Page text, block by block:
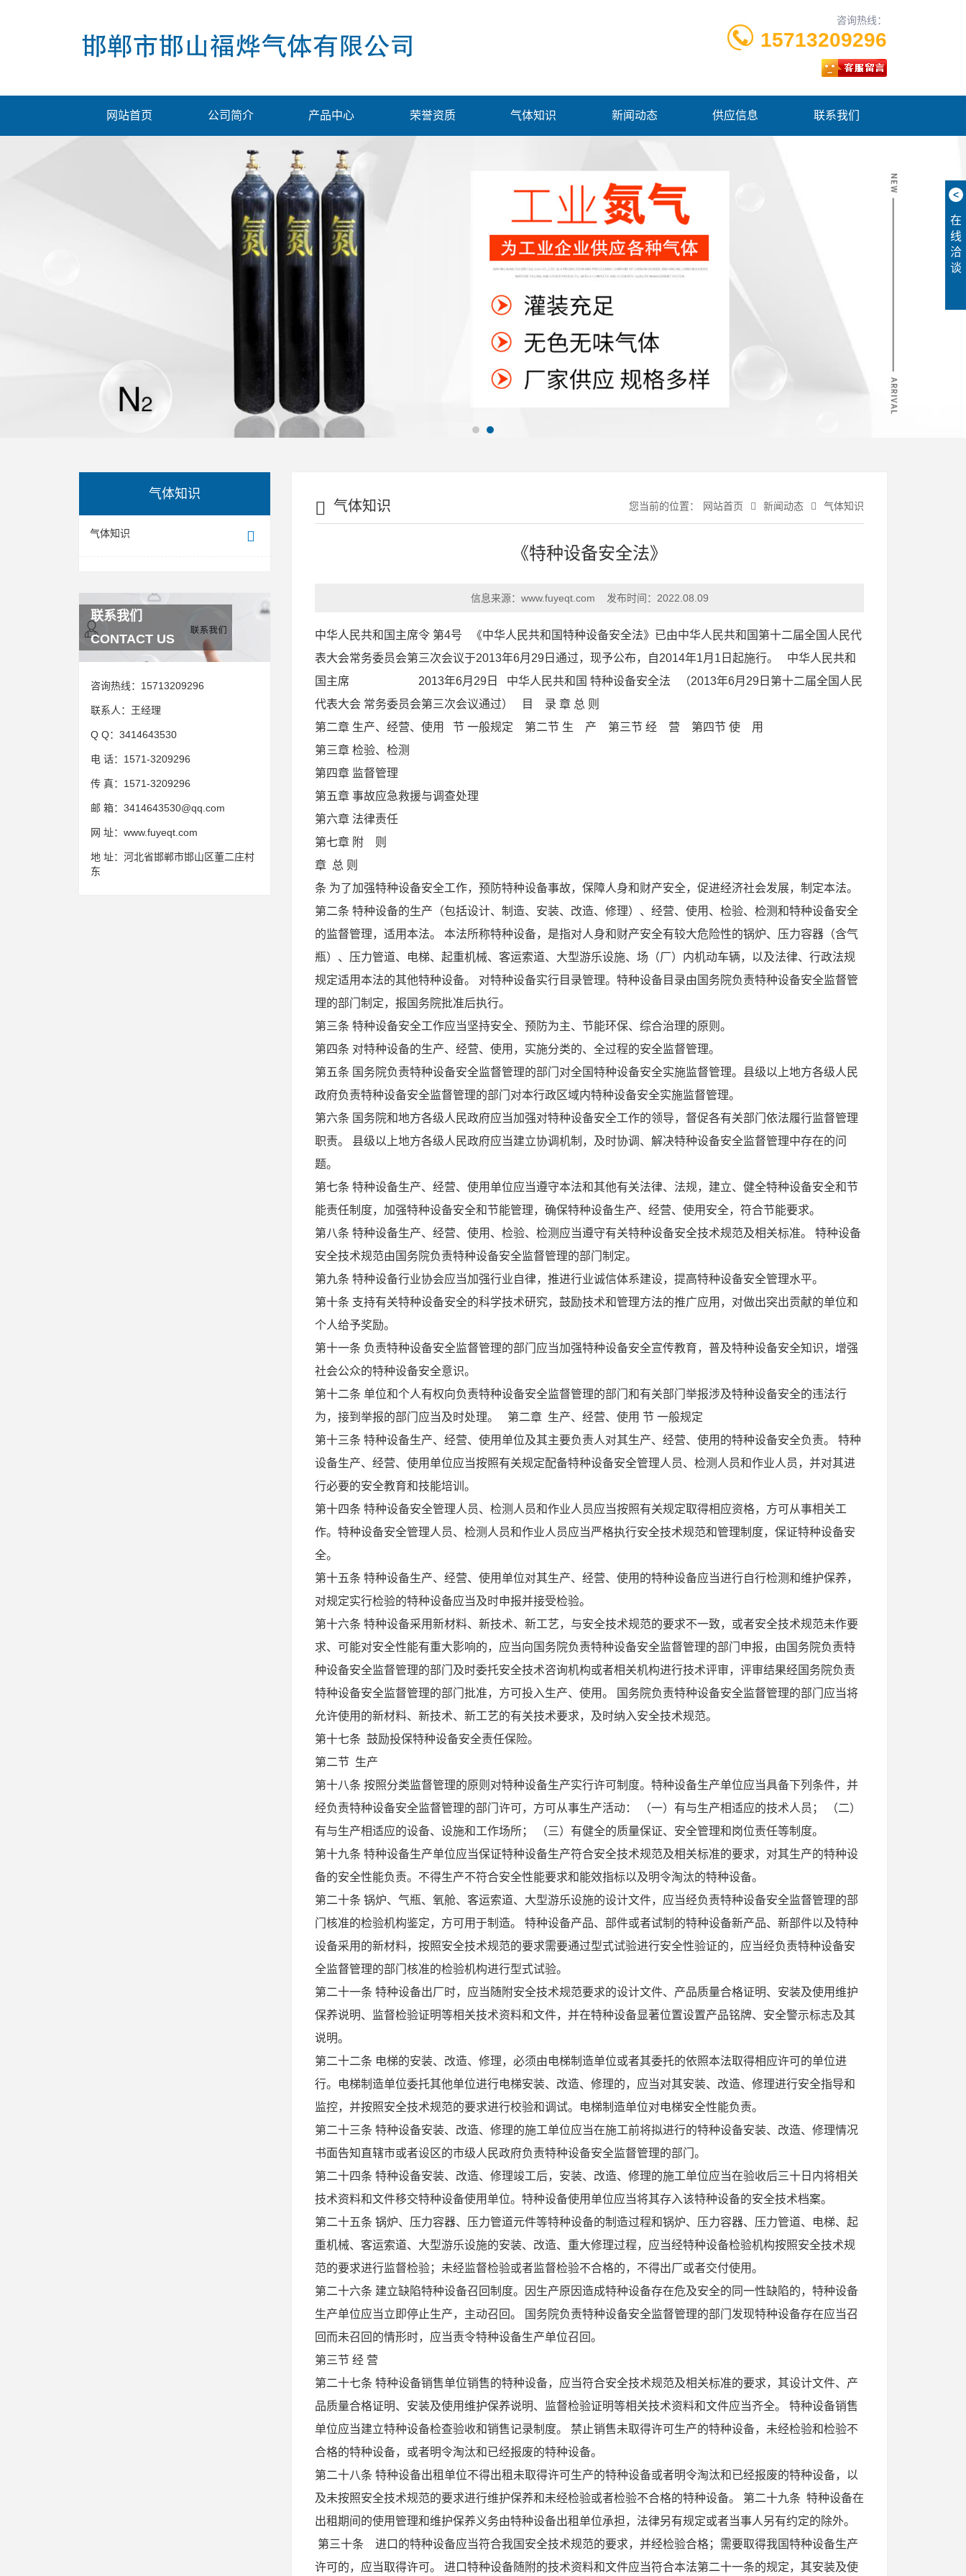
咨询热线：
15713209296
网站首页 公司简介 产品中心 荣誉资质 气体知识 新闻动态 供应信息 联系我们
气体知识
气体知识
联系我们
CONTACT US
咨询热线： 15713209296
联系人： 王经理
Q Q： 3414643530
电 话： 1571-3209296
传 真： 1571-3209296
邮 箱： 3414643530@qq.com
网 址： www.fuyeqt.com
地 址： 河北省邯郸市邯山区董二庄村
东
气体知识 您当前的位置： 网站首页 新闻动态 气体知识
《特种设备安全法》
信息来源： www.fuyeqt.com 发布时间： 2022.08.09
中华人民共和国主席令 第4号 《中华人民共和国特种设备安全法》已由中华人民共和国第十二届全国人民代
表大会常务委员会第三次会议于2013年6月29日通过，现予公布，自2014年1月1日起施行。 中华人民共和
国主席 2013年6月29日 中华人民共和国 特种设备安全法 （2013年6月29日第十二届全国人民
代表大会 常务委员会第三次会议通过） 目 录 章 总 则
第二章 生产、经营、使用 节 一般规定 第二节 生 产 第三节 经 营 第四节 使 用
第三章 检验、检测
第四章 监督管理
第五章 事故应急救援与调查处理
第六章 法律责任
第七章 附 则
章 总 则
条 为了加强特种设备安全工作，预防特种设备事故，保障人身和财产安全，促进经济社会发展，制定本法。
第二条 特种设备的生产（包括设计、制造、安装、改造、修理）、经营、使用、检验、检测和特种设备安全
的监督管理，适用本法。 本法所称特种设备，是指对人身和财产安全有较大危险性的锅炉、压力容器（含气
瓶）、压力管道、电梯、起重机械、客运索道、大型游乐设施、场（厂）内机动车辆，以及法律、行政法规
规定适用本法的其他特种设备。 对特种设备实行目录管理。特种设备目录由国务院负责特种设备安全监督管
理的部门制定，报国务院批准后执行。
第三条 特种设备安全工作应当坚持安全、预防为主、节能环保、综合治理的原则。
第四条 对特种设备的生产、经营、使用，实施分类的、全过程的安全监督管理。
第五条 国务院负责特种设备安全监督管理的部门对全国特种设备安全实施监督管理。县级以上地方各级人民
政府负责特种设备安全监督管理的部门对本行政区域内特种设备安全实施监督管理。
第六条 国务院和地方各级人民政府应当加强对特种设备安全工作的领导，督促各有关部门依法履行监督管理
职责。 县级以上地方各级人民政府应当建立协调机制，及时协调、解决特种设备安全监督管理中存在的问
题。
第七条 特种设备生产、经营、使用单位应当遵守本法和其他有关法律、法规，建立、健全特种设备安全和节
能责任制度，加强特种设备安全和节能管理，确保特种设备生产、经营、使用安全，符合节能要求。
第八条 特种设备生产、经营、使用、检验、检测应当遵守有关特种设备安全技术规范及相关标准。 特种设备
安全技术规范由国务院负责特种设备安全监督管理的部门制定。
第九条 特种设备行业协会应当加强行业自律，推进行业诚信体系建设，提高特种设备安全管理水平。
第十条 支持有关特种设备安全的科学技术研究，鼓励技术和管理方法的推广应用，对做出突出贡献的单位和
个人给予奖励。
第十一条 负责特种设备安全监督管理的部门应当加强特种设备安全宣传教育，普及特种设备安全知识，增强
社会公众的特种设备安全意识。
第十二条 单位和个人有权向负责特种设备安全监督管理的部门和有关部门举报涉及特种设备安全的违法行
为，接到举报的部门应当及时处理。 第二章 生产、经营、使用 节 一般规定
第十三条 特种设备生产、经营、使用单位及其主要负责人对其生产、经营、使用的特种设备安全负责。 特种
设备生产、经营、使用单位应当按照有关规定配备特种设备安全管理人员、检测人员和作业人员，并对其进
行必要的安全教育和技能培训。
第十四条 特种设备安全管理人员、检测人员和作业人员应当按照有关规定取得相应资格，方可从事相关工
作。特种设备安全管理人员、检测人员和作业人员应当严格执行安全技术规范和管理制度，保证特种设备安
全。
第十五条 特种设备生产、经营、使用单位对其生产、经营、使用的特种设备应当进行自行检测和维护保养，
对规定实行检验的特种设备应当及时申报并接受检验。
第十六条 特种设备采用新材料、新技术、新工艺，与安全技术规范的要求不一致，或者安全技术规范未作要
求、可能对安全性能有重大影响的，应当向国务院负责特种设备安全监督管理的部门申报，由国务院负责特
种设备安全监督管理的部门及时委托安全技术咨询机构或者相关机构进行技术评审，评审结果经国务院负责
特种设备安全监督管理的部门批准，方可投入生产、使用。 国务院负责特种设备安全监督管理的部门应当将
允许使用的新材料、新技术、新工艺的有关技术要求，及时纳入安全技术规范。
第十七条 鼓励投保特种设备安全责任保险。
第二节 生产
第十八条 按照分类监督管理的原则对特种设备生产实行许可制度。特种设备生产单位应当具备下列条件，并
经负责特种设备安全监督管理的部门许可，方可从事生产活动： （一）有与生产相适应的技术人员； （二）
有与生产相适应的设备、设施和工作场所； （三）有健全的质量保证、安全管理和岗位责任等制度。
第十九条 特种设备生产单位应当保证特种设备生产符合安全技术规范及相关标准的要求，对其生产的特种设
备的安全性能负责。不得生产不符合安全性能要求和能效指标以及明令淘汰的特种设备。
第二十条 锅炉、气瓶、氧舱、客运索道、大型游乐设施的设计文件，应当经负责特种设备安全监督管理的部
门核准的检验机构鉴定，方可用于制造。 特种设备产品、部件或者试制的特种设备新产品、新部件以及特种
设备采用的新材料，按照安全技术规范的要求需要通过型式试验进行安全性验证的，应当经负责特种设备安
全监督管理的部门核准的检验机构进行型式试验。
第二十一条 特种设备出厂时，应当随附安全技术规范要求的设计文件、产品质量合格证明、安装及使用维护
保养说明、监督检验证明等相关技术资料和文件，并在特种设备显著位置设置产品铭牌、安全警示标志及其
说明。
第二十二条 电梯的安装、改造、修理，必须由电梯制造单位或者其委托的依照本法取得相应许可的单位进
行。电梯制造单位委托其他单位进行电梯安装、改造、修理的，应当对其安装、改造、修理进行安全指导和
监控，并按照安全技术规范的要求进行校验和调试。电梯制造单位对电梯安全性能负责。
第二十三条 特种设备安装、改造、修理的施工单位应当在施工前将拟进行的特种设备安装、改造、修理情况
书面告知直辖市或者设区的市级人民政府负责特种设备安全监督管理的部门。
第二十四条 特种设备安装、改造、修理竣工后，安装、改造、修理的施工单位应当在验收后三十日内将相关
技术资料和文件移交特种设备使用单位。特种设备使用单位应当将其存入该特种设备的安全技术档案。
第二十五条 锅炉、压力容器、压力管道元件等特种设备的制造过程和锅炉、压力容器、压力管道、电梯、起
重机械、客运索道、大型游乐设施的安装、改造、重大修理过程，应当经特种设备检验机构按照安全技术规
范的要求进行监督检验；未经监督检验或者监督检验不合格的，不得出厂或者交付使用。
第二十六条 建立缺陷特种设备召回制度。因生产原因造成特种设备存在危及安全的同一性缺陷的，特种设备
生产单位应当立即停止生产，主动召回。 国务院负责特种设备安全监督管理的部门发现特种设备存在应当召
回而未召回的情形时，应当责令特种设备生产单位召回。
第三节 经 营
第二十七条 特种设备销售单位销售的特种设备，应当符合安全技术规范及相关标准的要求，其设计文件、产
品质量合格证明、安装及使用维护保养说明、监督检验证明等相关技术资料和文件应当齐全。 特种设备销售
单位应当建立特种设备检查验收和销售记录制度。 禁止销售未取得许可生产的特种设备，未经检验和检验不
合格的特种设备，或者明令淘汰和已经报废的特种设备。
第二十八条 特种设备出租单位不得出租未取得许可生产的特种设备或者明令淘汰和已经报废的特种设备，以
及未按照安全技术规范的要求进行维护保养和未经检验或者检验不合格的特种设备。 第二十九条 特种设备在
出租期间的使用管理和维护保养义务由特种设备出租单位承担，法律另有规定或者当事人另有约定的除外。
第三十条 进口的特种设备应当符合我国安全技术规范的要求，并经检验合格；需要取得我国特种设备生产
许可的，应当取得许可。 进口特种设备随附的技术资料和文件应当符合本法第二十一条的规定，其安装及使
<
在
线
洽
谈